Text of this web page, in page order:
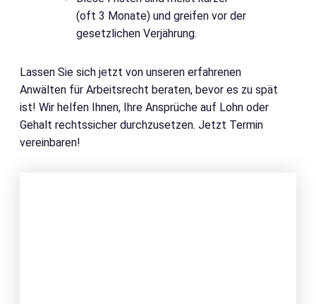
(oft 3 Monate) und greifen vor der
gesetzlichen Verjährung.
Lassen Sie sich jetzt von unseren erfahrenen
Anwälten für Arbeitsrecht beraten, bevor es zu spät
ist! Wir helfen Ihnen, Ihre Ansprüche auf Lohn oder
Gehalt rechtssicher durchzusetzen. Jetzt Termin
vereinbaren!